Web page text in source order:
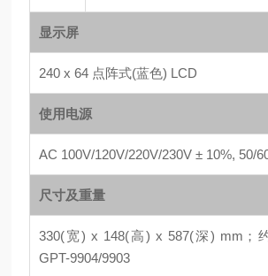
显示屏
240 x 64 点阵式(蓝色) LCD
使用电源
AC 100V/120V/220V/230V ± 10%, 50/
尺寸及重量
330(宽) x 148(高) x 587(深) mm；
GPT-9904/9903